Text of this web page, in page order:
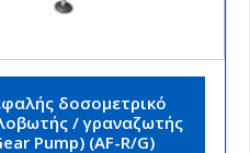
δοσομετρικό
/ γραναζωτής
Pump) (AF-R/G)